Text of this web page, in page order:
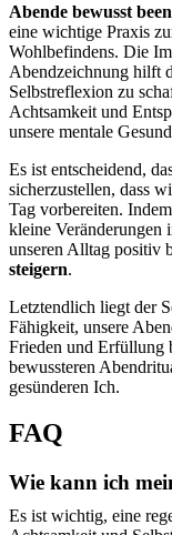
Abende bewusst
eine wichtige Praxis
Wohlbefindens. Die
Abendzeichnung hilft
Selbstreflexion zu
Achtsamkeit und
unsere mentale
Es ist entscheidend,
sicherzustellen, dass
Tag vorbereiten.
kleine Veränderungen
unseren Alltag positiv
steigern.
Letztendlich liegt der
Fähigkeit, unsere
Frieden und Erfüllung
bewussteren
gesünderen Ich.
FAQ
Wie kann ich
Es ist wichtig, eine